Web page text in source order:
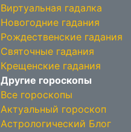
Виртуальная гадалка
Новогодние гадания
Рождественские гадания
Святочные гадания
Крещенские гадания
Другие гороскопы
Все гороскопы
Актуальный гороскоп
Астрологический Блог